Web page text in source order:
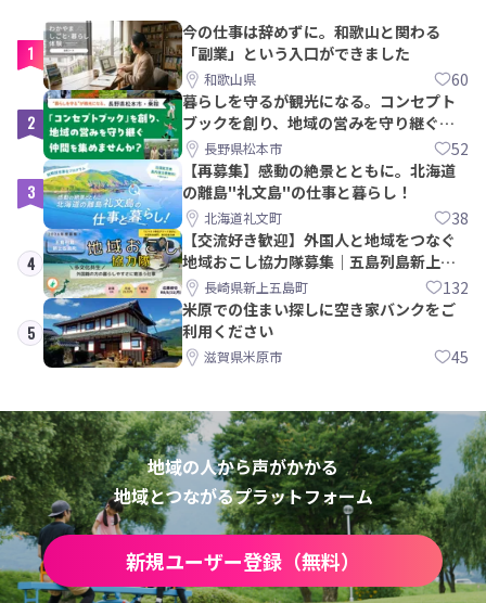
1
今の仕事は辞めずに。和歌山と関わる
「副業」という入口ができました
和歌山県 60
2
暮らしを守るが観光になる。コンセプト
ブックを創り、地域の営みを守り継ぐ仲
間を集めませんか？
長野県松本市 52
3
【再募集】感動の絶景とともに。北海道
の離島"礼文島"の仕事と暮らし！
北海道礼文町 38
4
【交流好き歓迎】外国人と地域をつなぐ
地域おこし協力隊募集｜五島列島新上五
島町長崎県新上五島町 132
5
米原での住まい探しに空き家バンクをご
利用ください
滋賀県米原市 45
地域の人から声がかかる
地域とつながるプラットフォーム
新規ユーザー登録（無料）